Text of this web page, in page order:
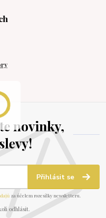
novinky,
Přihlásit se
za účelem rozesílky newsletteru.
odhlásit.